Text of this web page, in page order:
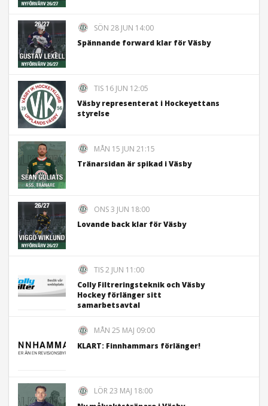
SÖN 28 JUN 14:00
Spännande forward klar för Väsby
TIS 16 JUN 12:05
Väsby representerat i Hockeyettans
styrelse
MÅN 15 JUN 21:15
Tränarsidan är spikad i Väsby
ONS 3 JUN 18:00
Lovande back klar för Väsby
TIS 2 JUN 11:00
Colly Filtreringsteknik och Väsby
Hockey förlänger sitt
samarbetsavtal
MÅN 25 MAJ 09:00
KLART: Finnhammars förlänger!
LÖR 23 MAJ 18:00